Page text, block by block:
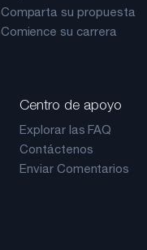
Comparta su propuesta
Comience su carrera
Centro de apoyo
Explorar las FAQ
Contáctenos
Enviar Comentarios